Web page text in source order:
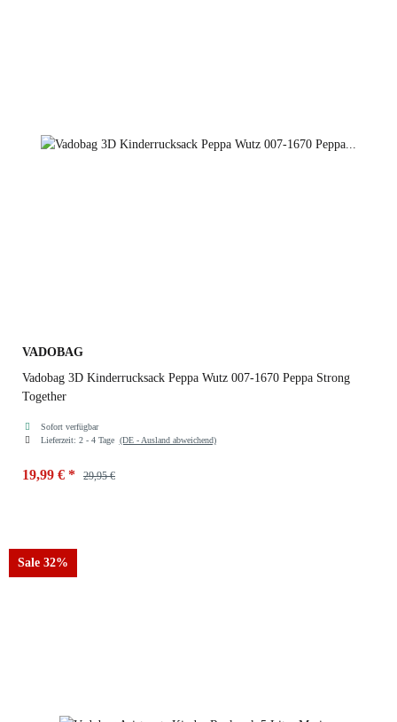
VADOBAG
Vadobag 3D Kinderrucksack Peppa Wutz 007-1670 Peppa Strong
Together
Sofort verfügbar
Lieferzeit: 2 - 4 Tage (DE - Ausland abweichend)
19,99 € * 29,95 €
Sale 32%